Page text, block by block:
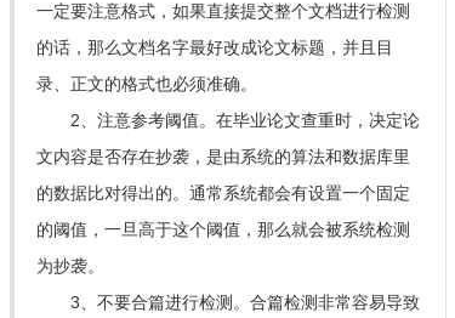
一定要注意格式，如果直接提交整个文档进行检测
的话，那么文档名字最好改成论文标题，并且目
录、正文的格式也必须准确。
2、注意参考阈值。在毕业论文查重时，决定论
文内容是否存在抄袭，是由系统的算法和数据库里
的数据比对得出的。通常系统都会有设置一个固定
的阈值，一旦高于这个阈值，那么就会被系统检测
为抄袭。
3、不要合篇进行检测。合篇检测非常容易导致